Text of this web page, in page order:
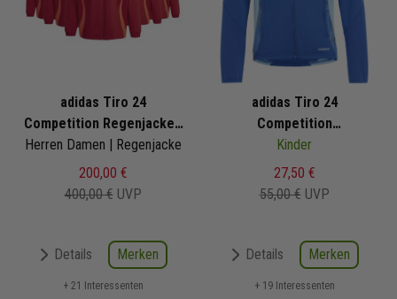
adidas Tiro 24
Competition Regenjacken
Satz
Herren Damen | Regenjacke
200,00 €
400,00 € UVP
Details Merken
+ 21 Interessenten
adidas Tiro 24
Competition
Trainingsjacke
Kinder
27,50 €
55,00 € UVP
Details Merken
+ 19 Interessenten